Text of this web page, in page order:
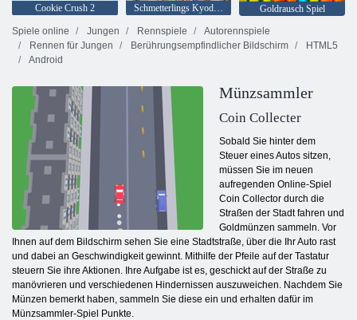
Cookie Crush 2 Schmetterlings Kyodai HD
Goldrausch Spiel
Spiele online
Jungen Rennspiele
Autorennspiele
Rennen für Jungen
Berührungsempfindlicher Bildschirm
HTML5
Android
Münzsammler
Coin Collecter
Sobald Sie hinter dem
Steuer eines Autos sitzen,
müssen Sie im neuen
aufregenden Online-Spiel
Coin Collector durch die
Straßen der Stadt fahren und
Goldmünzen sammeln. Vor
Ihnen auf dem Bildschirm sehen Sie eine Stadtstraße, über die Ihr Auto rast
und dabei an Geschwindigkeit gewinnt. Mithilfe der Pfeile auf der Tastatur
steuern Sie ihre Aktionen. Ihre Aufgabe ist es, geschickt auf der Straße zu
manövrieren und verschiedenen Hindernissen auszuweichen. Nachdem Sie
Münzen bemerkt haben, sammeln Sie diese ein und erhalten dafür im
Münzsammler-Spiel Punkte.